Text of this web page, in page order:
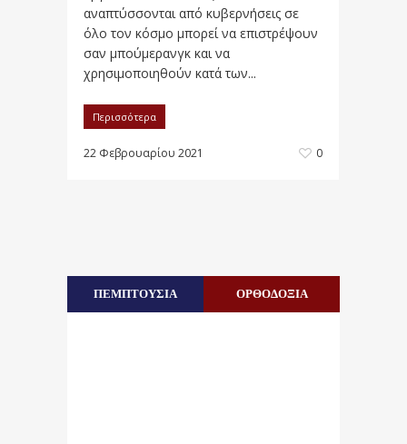
αναπτύσσονται από κυβερνήσεις σε
όλο τον κόσμο μπορεί να επιστρέψουν
σαν μπούμερανγκ και να
χρησιμοποιηθούν κατά των...
Περισσότερα
22 Φεβρουαρίου 2021 0
ΠΕΜΠΤΟΥΣΙΑ ΟΡΘΟΔΟΞΙΑ